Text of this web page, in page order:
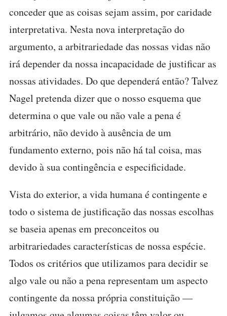
conceder que as coisas sejam assim, por caridade
interpretativa. Nesta nova interpretação do
argumento, a arbitrariedade das nossas vidas não
irá depender da nossa incapacidade de justificar as
nossas atividades. Do que dependerá então? Talvez
Nagel pretenda dizer que o nosso esquema que
determina o que vale ou não vale a pena é
arbitrário, não devido à ausência de um
fundamento externo, pois não há tal coisa, mas
devido à sua contingência e especificidade.
Vista do exterior, a vida humana é contingente e
todo o sistema de justificação das nossas escolhas
se baseia apenas em preconceitos ou
arbitrariedades características de nossa espécie.
Todos os critérios que utilizamos para decidir se
algo vale ou não a pena representam um aspecto
contingente da nossa própria constituição —